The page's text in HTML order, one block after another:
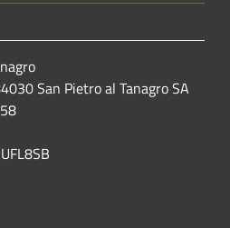
San Pietro al Tanagro SA